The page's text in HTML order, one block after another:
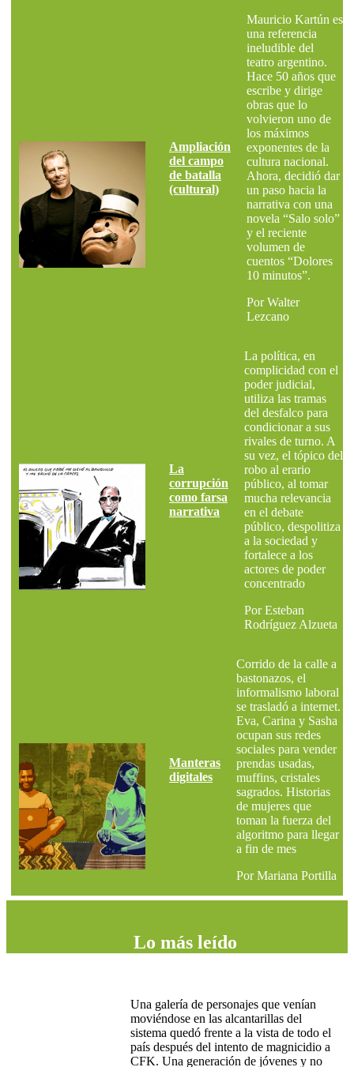
Ampliación
del campo
de batalla
(cultural)
Mauricio Kartún es
una referencia
ineludible del
teatro argentino.
Hace 50 años que
escribe y dirige
obras que lo
volvieron uno de
los máximos
exponentes de la
cultura nacional.
Ahora, decidió dar
un paso hacia la
narrativa con una
novela “Salo solo”
y el reciente
volumen de
cuentos “Dolores
10 minutos”.
Por Walter
Lezcano
La
corrupción
como farsa
narrativa
La política, en
complicidad con el
poder judicial,
utiliza las tramas
del desfalco para
condicionar a sus
rivales de turno. A
su vez, el tópico del
robo al erario
público, al tomar
mucha relevancia
en el debate
público, despolitiza
a la sociedad y
fortalece a los
actores de poder
concentrado
Por Esteban
Rodríguez Alzueta
Manteras
digitales
Corrido de la calle a
bastonazos, el
informalismo laboral
se trasladó a internet.
Eva, Carina y Sasha
ocupan sus redes
sociales para vender
prendas usadas,
muffins, cristales
sagrados. Historias
de mujeres que
toman la fuerza del
algoritmo para llegar
a fin de mes
Por Mariana Portilla
Lo más leído
Una galería de personajes que venían
moviéndose en las alcantarillas del
sistema quedó frente a la vista de todo el
país después del intento de magnicidio a
CFK. Una generación de jóvenes y no